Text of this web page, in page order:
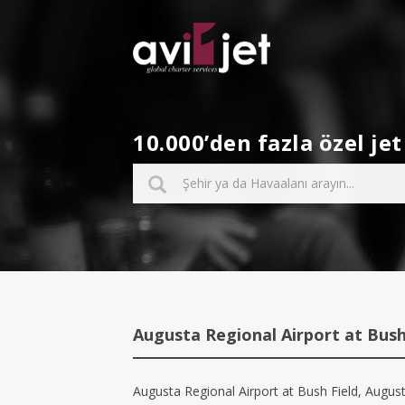
10.000’den fazla özel
Augusta Regional Airport at
Augusta Regional Airport at Bush Field,